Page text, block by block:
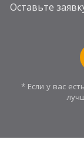
Оставьте
* Если у вас